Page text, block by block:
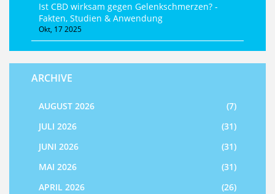
Ist CBD wirksam gegen Gelenkschmerzen? -
Fakten, Studien & Anwendung
Okt, 17 2025
ARCHIVE
AUGUST 2026
(7)
JULI 2026
(31)
JUNI 2026
(31)
MAI 2026
(31)
APRIL 2026
(26)